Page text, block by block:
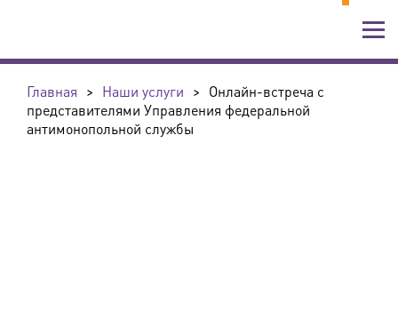
Главная > Наши услуги > Онлайн-встреча с
представителями Управления федеральной
антимонопольной службы